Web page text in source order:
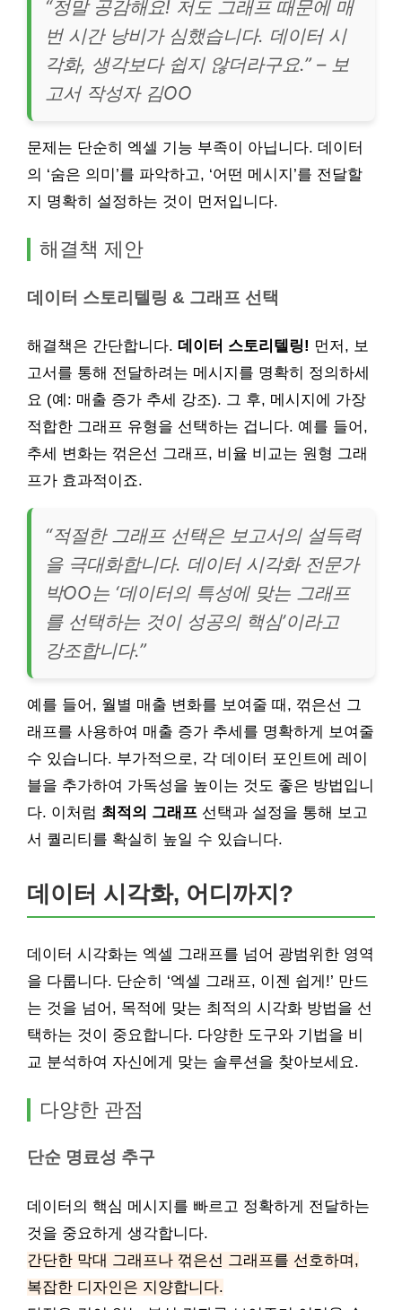
“정말 공감해요! 저도 그래프 때문에 매
번 시간 낭비가 심했습니다. 데이터 시
각화, 생각보다 쉽지 않더라구요.” – 보
고서 작성자 김OO
문제는 단순히 엑셀 기능 부족이 아닙니다. 데이터
의 ‘숨은 의미’를 파악하고, ‘어떤 메시지’를 전달할
지 명확히 설정하는 것이 먼저입니다.
해결책 제안
데이터 스토리텔링 & 그래프 선택
해결책은 간단합니다. 데이터 스토리텔링! 먼저, 보
고서를 통해 전달하려는 메시지를 명확히 정의하세
요 (예: 매출 증가 추세 강조). 그 후, 메시지에 가장
적합한 그래프 유형을 선택하는 겁니다. 예를 들어,
추세 변화는 꺾은선 그래프, 비율 비교는 원형 그래
프가 효과적이죠.
“적절한 그래프 선택은 보고서의 설득력
을 극대화합니다. 데이터 시각화 전문가
박OO는 ‘데이터의 특성에 맞는 그래프
를 선택하는 것이 성공의 핵심’이라고
강조합니다.”
예를 들어, 월별 매출 변화를 보여줄 때, 꺾은선 그
래프를 사용하여 매출 증가 추세를 명확하게 보여줄
수 있습니다. 부가적으로, 각 데이터 포인트에 레이
블을 추가하여 가독성을 높이는 것도 좋은 방법입니
다. 이처럼 최적의 그래프 선택과 설정을 통해 보고
서 퀄리티를 확실히 높일 수 있습니다.
데이터 시각화, 어디까지?
데이터 시각화는 엑셀 그래프를 넘어 광범위한 영역
을 다룹니다. 단순히 ‘엑셀 그래프, 이젠 쉽게!’ 만드
는 것을 넘어, 목적에 맞는 최적의 시각화 방법을 선
택하는 것이 중요합니다. 다양한 도구와 기법을 비
교 분석하여 자신에게 맞는 솔루션을 찾아보세요.
다양한 관점
단순 명료성 추구
데이터의 핵심 메시지를 빠르고 정확하게 전달하는
것을 중요하게 생각합니다.
간단한 막대 그래프나 꺾은선 그래프를 선호하며,
복잡한 디자인은 지양합니다.